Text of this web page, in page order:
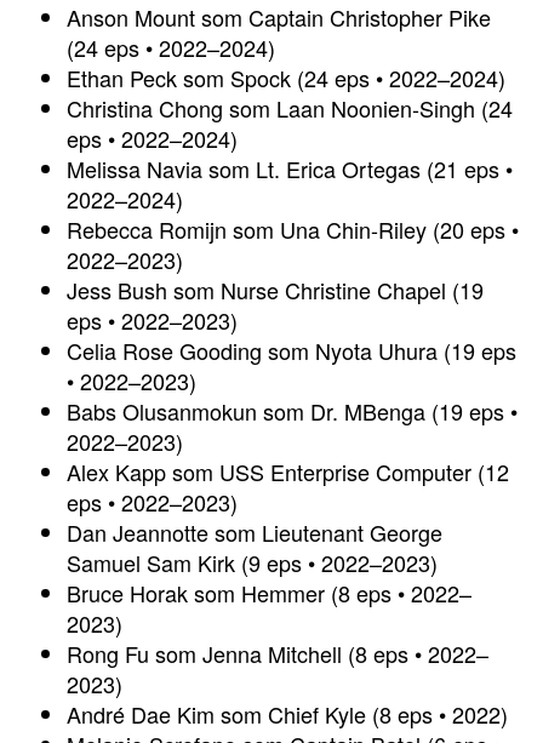
Anson Mount som Captain Christopher Pike
(24 eps • 2022–2024)
Ethan Peck som Spock (24 eps • 2022–2024)
Christina Chong som Laan Noonien-Singh (24
eps • 2022–2024)
Melissa Navia som Lt. Erica Ortegas (21 eps •
2022–2024)
Rebecca Romijn som Una Chin-Riley (20 eps •
2022–2023)
Jess Bush som Nurse Christine Chapel (19
eps • 2022–2023)
Celia Rose Gooding som Nyota Uhura (19 eps
• 2022–2023)
Babs Olusanmokun som Dr. MBenga (19 eps •
2022–2023)
Alex Kapp som USS Enterprise Computer (12
eps • 2022–2023)
Dan Jeannotte som Lieutenant George
Samuel Sam Kirk (9 eps • 2022–2023)
Bruce Horak som Hemmer (8 eps • 2022–
2023)
Rong Fu som Jenna Mitchell (8 eps • 2022–
2023)
André Dae Kim som Chief Kyle (8 eps • 2022)